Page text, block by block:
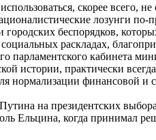
скорее всего, не
лозунги
беспорядков,
раскладах,
кабинета
истории, практически
финансовой и
на президентских
Ельцина, когда принимал